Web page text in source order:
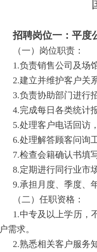
招聘岗位一：平度
（一）岗位职责：
1.负责销售公司及场
2.建立并维护客户关
3.负责协助部门进行
4.完成每日各类统计
5.处理客户电话回访
6.处理解答顾客问询
7.检查会籍确认书填
8.定期进行同行业市
9.承担月度、季度、
（二）任职资格：
1.中专及以上学历，
需求。
2.熟悉相关客户服务